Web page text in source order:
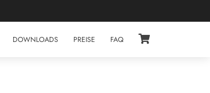
DOWNLOADS PREISE FAQ